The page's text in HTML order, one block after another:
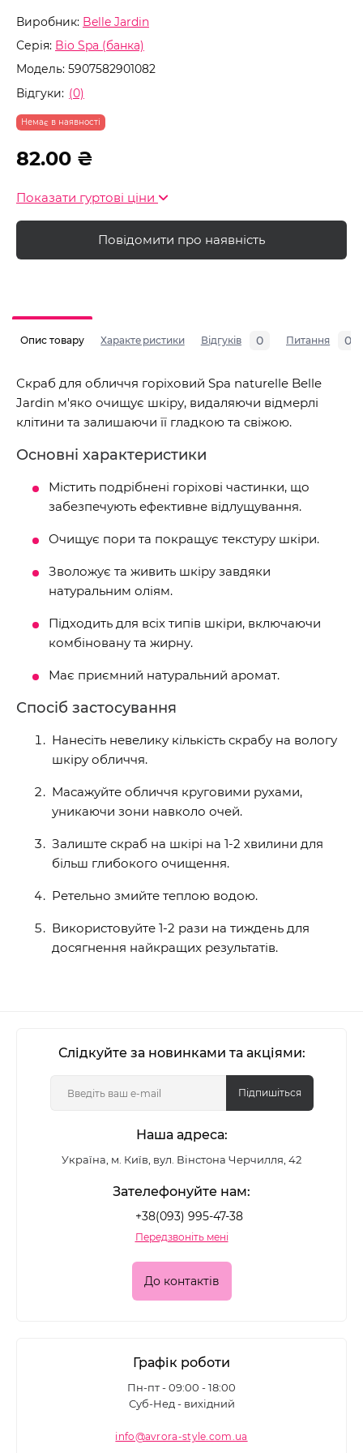
Виробник: Belle Jardin
Серія: Bio Spa (банка)
Модель: 5907582901082
Відгуки: (0)
Немає в наявності
82.00 ₴
Показати гуртові ціни
Повідомити про наявність
Опис товару Характеристики Відгуків 0 Питання 0
Скраб для обличчя горіховий Spa naturelle Belle
Jardin м'яко очищує шкіру, видаляючи відмерлі
клітини та залишаючи її гладкою та свіжою.
Основні характеристики
Містить подрібнені горіхові частинки, що
забезпечують ефективне відлущування.
Очищує пори та покращує текстуру шкіри.
Зволожує та живить шкіру завдяки
натуральним оліям.
Підходить для всіх типів шкіри, включаючи
комбіновану та жирну.
Має приємний натуральний аромат.
Спосіб застосування
Нанесіть невелику кількість скрабу на вологу
шкіру обличчя.
Масажуйте обличчя круговими рухами,
уникаючи зони навколо очей.
Залиште скраб на шкірі на 1-2 хвилини для
більш глибокого очищення.
Ретельно змийте теплою водою.
Використовуйте 1-2 рази на тиждень для
досягнення найкращих результатів.
Слідкуйте за новинками та акціями:
Підпишіться
Наша адреса:
Україна, м. Київ, вул. Вінстона Черчилля, 42
Зателефонуйте нам:
+38(093) 995-47-38
Передзвоніть мені
До контактів
Графік роботи
Пн-пт - 09:00 - 18:00
Суб-Нед - вихідний
info@avrora-style.com.ua